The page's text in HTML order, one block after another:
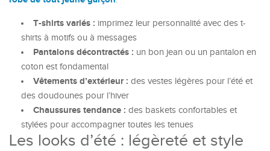
T-shirts variés : imprimez leur personnalité avec des t-
shirts à motifs ou à messages
Pantalons décontractés : un bon jean ou un pantalon en
coton est fondamental
Vêtements d’extérieur : des vestes légères pour l’été et
des doudounes pour l’hiver
Chaussures tendance : des baskets confortables et
stylées pour accompagner toutes les tenues
Les looks d’été : légèreté et style